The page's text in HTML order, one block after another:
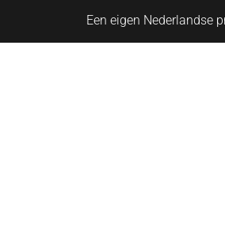
Een eigen Nederlandse